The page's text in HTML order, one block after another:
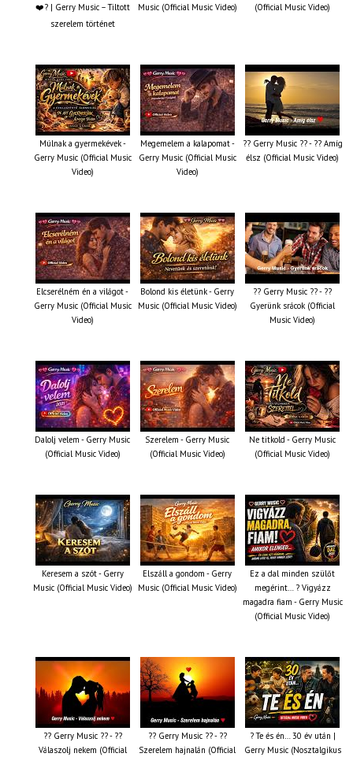
❤️‍? | Gerry Music – Tiltott
szerelem történet
Music (Official Music Video)
(Official Music Video)
Múlnak a gyermekévek -
Gerry Music (Official Music
Video)
Megemelem a kalapomat -
Gerry Music (Official Music
Video)
?? Gerry Music ?? - ?? Amíg
élsz (Official Music Video)
Elcserélném én a világot -
Gerry Music (Official Music
Video)
Bolond kis életünk - Gerry
Music (Official Music Video)
?? Gerry Music ?? - ??
Gyerünk srácok (Official
Music Video)
Dalolj velem - Gerry Music
(Official Music Video)
Szerelem - Gerry Music
(Official Music Video)
Ne titkold - Gerry Music
(Official Music Video)
Keresem a szót - Gerry
Music (Official Music Video)
Elszáll a gondom - Gerry
Music (Official Music Video)
Ez a dal minden szülőt
megérint… ? Vigyázz
magadra fiam - Gerry Music
(Official Music Video)
?? Gerry Music ?? - ??
Válaszolj nekem (Official
?? Gerry Music ?? - ??
Szerelem hajnalán (Official
? Te és én… 30 év után |
Gerry Music (Nosztalgikus